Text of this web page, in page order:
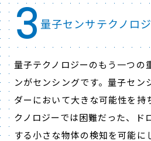
3 量子センサテクノロ
量子テクノロジーのもう一つの
ンがセンシングです。量子セン
ダーにおいて大きな可能性を持
クノロジーでは困難だった、ド
する小さな物体の検知を可能に